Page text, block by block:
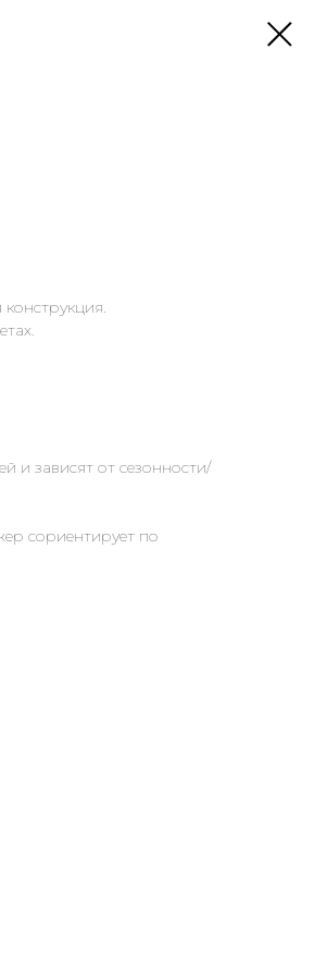
и зависят от сезонности/
сориентирует по